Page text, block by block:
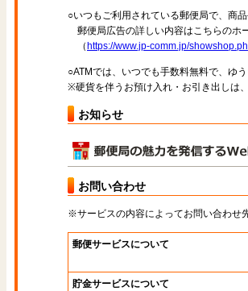
○いつもご利用されている郵便局で、商
郵便局広告の詳しい内容はこちらのホ
（ https://www.jp-comm.jp/
○ATMでは、いつでも手数料無料で、ゆ
※硬貨を伴うお預け入れ・お引き出しは
お知らせ
お問い合わせ
※サービスの内容によってお問い合わせ
郵便サービスについて
貯金サービスについて